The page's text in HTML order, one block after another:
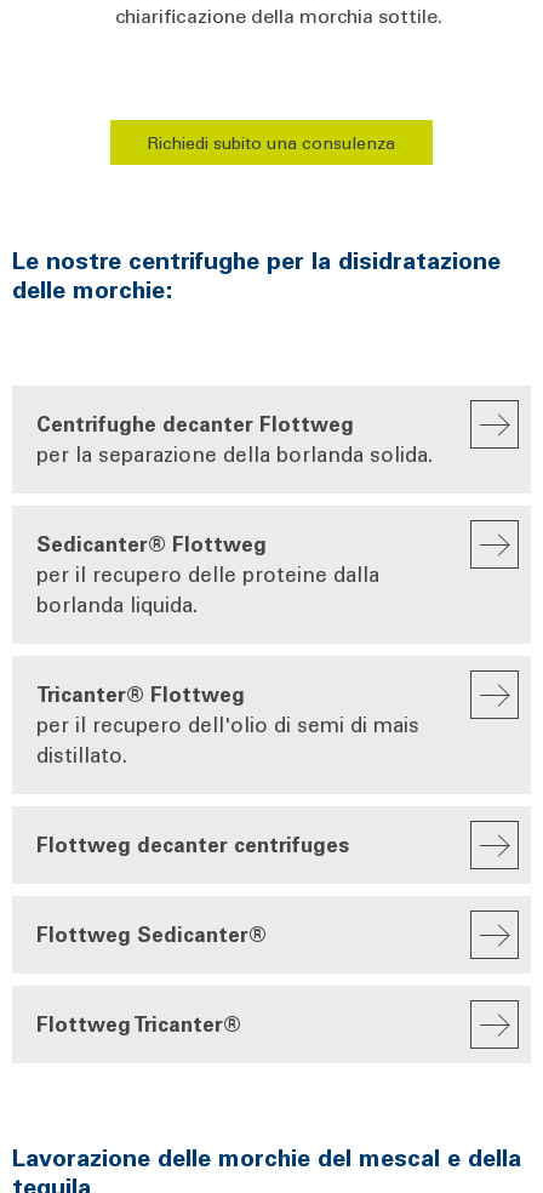
chiarificazione della morchia sottile.
Richiedi subito una consulenza
Le nostre centrifughe per la disidratazione
delle morchie:
Centrifughe decanter Flottweg
per la separazione della borlanda solida.
Sedicanter® Flottweg
per il recupero delle proteine dalla
borlanda liquida.
Tricanter® Flottweg
per il recupero dell'olio di semi di mais
distillato.
Flottweg decanter centrifuges
Flottweg Sedicanter®
Flottweg Tricanter®
Lavorazione delle morchie del mescal e della
tequila